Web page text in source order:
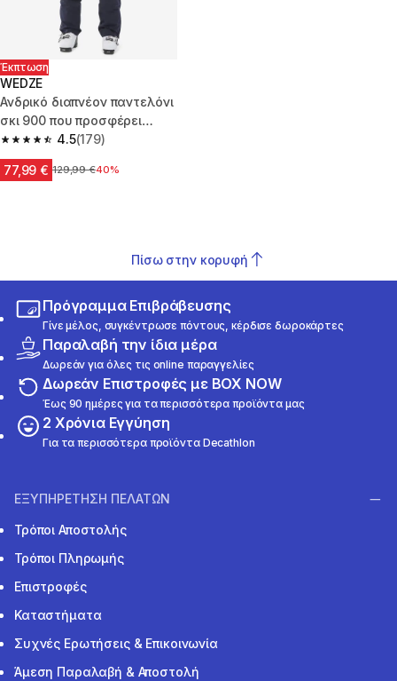
Έκπτωση
WEDZE
Ανδρικό διαπνέον παντελόνι
σκι 900 που προσφέρει
ελευθερία κίνησης - Μαύρο
4.5
4.5 out of 5 stars from 179 reviews
(179)
77,99 € Αρχική τιμή
129,99 €40%
Πίσω στην κορυφή
Πρόγραμμα Επιβράβευσης
Γίνε μέλος, συγκέντρωσε πόντους, κέρδισε δωροκάρτες
Παραλαβή την ίδια μέρα
Δωρεάν για όλες τις online παραγγελίες
Δωρεάν Επιστροφές με BOX NOW
Έως 90 ημέρες για τα περισσότερα προϊόντα μας
2 Χρόνια Εγγύηση
Για τα περισσότερα προϊόντα Decathlon
ΕΞΥΠΗΡΕΤΗΣΗ ΠΕΛΑΤΩΝ
Τρόποι Αποστολής
Τρόποι Πληρωμής
Επιστροφές
Καταστήματα
Συχνές Ερωτήσεις & Επικοινωνία
Άμεση Παραλαβή & Αποστολή